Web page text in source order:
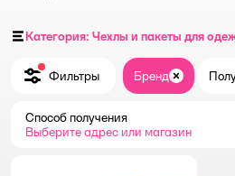
Категория: Чехлы и пакеты для
Фильтры Бренд Закрыть
Способ получения
Выберите адрес или магазин